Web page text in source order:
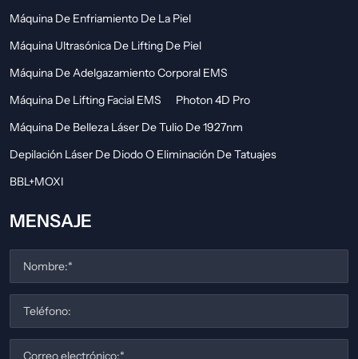
Máquina De Enfriamiento De La Piel
Máquina Ultrasónica De Lifting De Piel
Máquina De Adelgazamiento Corporal EMS
Máquina De Lifting Facial EMS
Photon 4D Pro
Máquina De Belleza Láser De Tulio De 1927nm
Depilación Láser De Diodo O Eliminación De Tatuajes
BBL+MOXI
MENSAJE